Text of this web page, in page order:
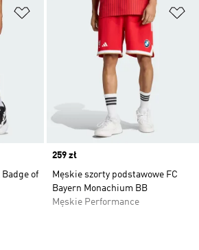
Dodaj do listy życzeń
of
Price
259 zł
Męskie szorty podstawowe FC
Bayern Monachium BB
Męskie Performance